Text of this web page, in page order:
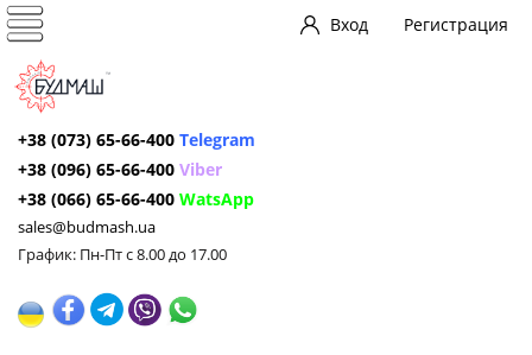
Вход Регистрация
+38 (073) 65-66-400 Telegram
+38 (096) 65-66-400 Viber
+38 (066) 65-66-400 WatsApp
sales@budmash.ua
График: Пн-Пт с 8.00 до 17.00